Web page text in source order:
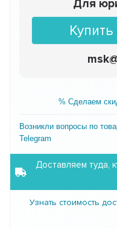
Для
% Сделаем
Возникли вопросы по
Telegram
Доставляем туда,
Узнать стоимость